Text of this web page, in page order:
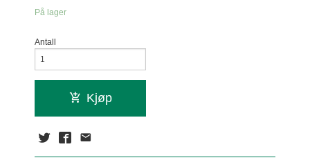
På lager
Antall
Kjøp